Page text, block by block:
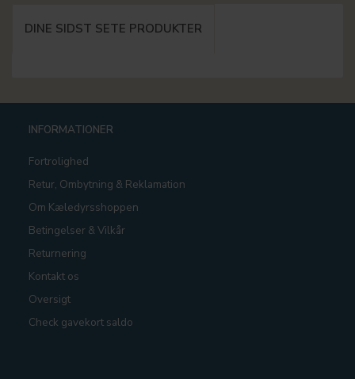
DINE SIDST SETE PRODUKTER
INFORMATIONER
Fortrolighed
Retur, Ombytning & Reklamation
Om Kæledyrsshoppen
Betingelser & Vilkår
Returnering
Kontakt os
Oversigt
Check gavekort saldo